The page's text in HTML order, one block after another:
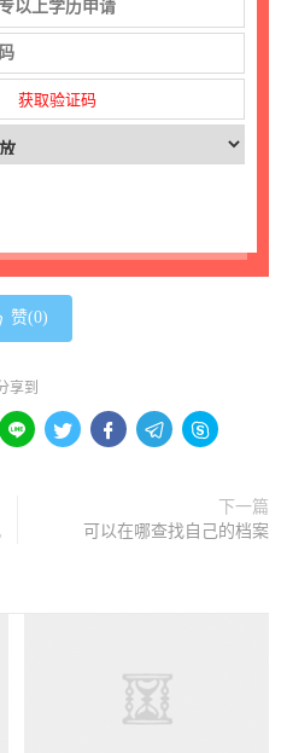
获取验证码
赞(0)
享到
    
下一篇
可以在哪查找自己的档案